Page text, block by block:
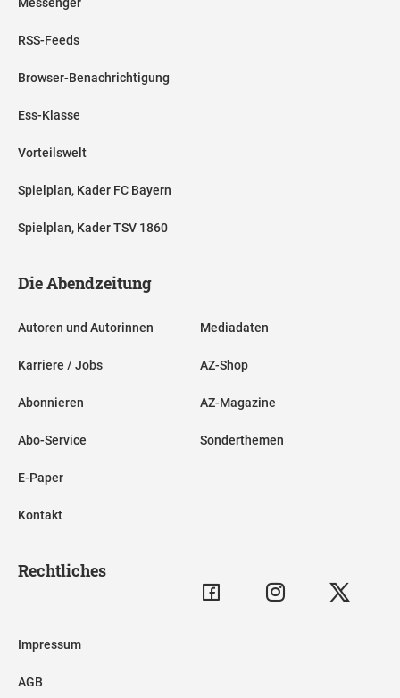
RSS-Feeds
Browser-Benachrichtigung
Ess-Klasse
Vorteilswelt
Spielplan, Kader FC Bayern
Spielplan, Kader TSV 1860
Die Abendzeitung
Autoren und Autorinnen
Karriere / Jobs
Abonnieren
Abo-Service
E-Paper
Kontakt
Mediadaten
AZ-Shop
AZ-Magazine
Sonderthemen
Rechtliches
Impressum
AGB